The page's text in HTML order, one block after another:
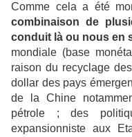
Comme cela a été
combinaison de
conduit là ou nous en
mondiale (base
raison du recyclage
dollar des pays
de la Chine
pétrole ; des
expansionniste aux